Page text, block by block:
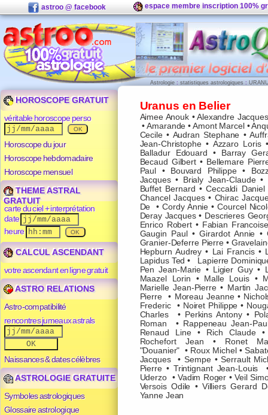
astroo @ facebook espace membre inscription 100%
Astrologie : statistiques astrologiques :
HOROSCOPE GRATUIT
véritable horoscope perso
Horoscope du jour
Horoscope hebdomadaire
Horoscope mensuel
THEME ASTRAL
GRATUIT
carte du ciel + interprétation
date
heure
CALCUL ASCENDANT
votre ascendant en ligne gratuit
ASTRO RELATIONS
Astro-compatibilité
rencontres jumeaux astrals
Naissances & dates célèbres
ASTROLOGIE GRATUITE
Symboles astrologiques
Glossaire astrologique
Uranus en Belier
Aimee Anouk•Alexandre Jacques
•Amarande •Amont Marcel •
Cecile• Audran Stephane •
Jean-Christophe• Azzaro Loris
Balladur Edouard
•
Barray
Becaud Gilbert• Bellemare
Paul
• Bouvard Philippe•
Jacques• Brialy Jean-Claude•
Buffet Bernard •Ceccaldi Daniel
Chancel Jacques• Chirac
De •Cordy Annie •Courcel
Deray Jacques• Descrieres
Enrico Robert• Fabian Francoise
Gaugin Paul
•Girardot Annie •
Granier-Deferre Pierre•
Hepburn Audrey • Lai Francis•
Lapidus Ted •
Lapierre
Pen Jean-Marie • Ligier Guy •
Maazel Lorin • Malle Louis•
Marielle Jean-Pierre• Martin
Pierre• Moreau Jeanne•
Frederic• Noiret Philippe •
Charles• Perkins Antony•
Roman • Rappeneau Jean-
Renaud Line• Rich Claude
Rochefort Jean •
Ronet
"Douanier" • Roux Michel •
Jacques•Sempe•Serrault
Pierre• Trintignant Jean-Louis
Uderzo• Vadim Roger • Veil
Versois Odile • Villiers Gerard
Yanne Jean